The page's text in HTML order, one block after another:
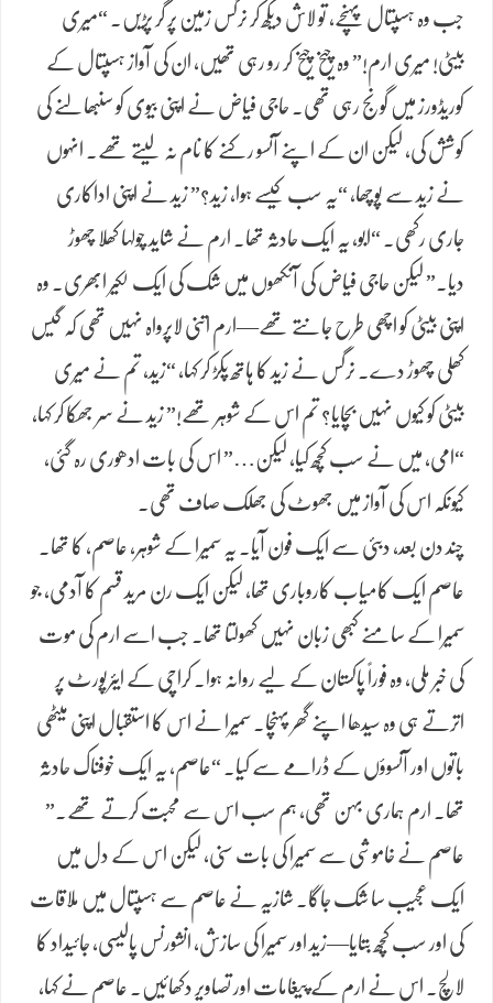
جب وہ ہسپتال پہنچے، تو لاش دیکھ کر نرگس زمین پر گر پڑیں۔ “میری
بیٹی! میری ارم!” وہ چیخ چیخ کر رو رہی تھیں، ان کی آواز ہسپتال کے
کوریڈورز میں گونج رہی تھی۔ حاجی فیاض نے اپنی بیوی کو سنبھالنے کی
کوشش کی، لیکن ان کے اپنے آنسو رکنے کا نام نہ لیتے تھے۔ انہوں
نے زید سے پوچھا، “یہ سب کیسے ہوا، زید؟” زید نے اپنی اداکاری
جاری رکھی۔ “ابو، یہ ایک حادثہ تھا۔ ارم نے شاید چولہا کھلا چھوڑ
دیا۔” لیکن حاجی فیاض کی آنکھوں میں شک کی ایک لکیر ابھری۔ وہ
اپنی بیٹی کو اچھی طرح جانتے تھے—ارم اتنی لاپرواہ نہیں تھی کہ گیس
کھلی چھوڑ دے۔ نرگس نے زید کا ہاتھ پکڑ کر کہا، “زید، تم نے میری
بیٹی کو کیوں نہیں بچایا؟ تم اس کے شوہر تھے!” زید نے سر جھکا کر کہا،
“امی، میں نے سب کچھ کیا، لیکن…” اس کی بات ادھوری رہ گئی،
کیونکہ اس کی آواز میں جھوٹ کی جھلک صاف تھی۔
چند دن بعد، دبئی سے ایک فون آیا۔ یہ سمیرا کے شوہر، عاصم، کا تھا۔
عاصم ایک کامیاب کاروباری تھا، لیکن ایک رن مرید قسم کا آدمی، جو
سمیرا کے سامنے کبھی زبان نہیں کھولتا تھا۔ جب اسے ارم کی موت
کی خبر ملی، وہ فوراً پاکستان کے لیے روانہ ہوا۔ کراچی کے ایئرپورٹ پر
اترتے ہی وہ سیدھا اپنے گھر پہنچا۔ سمیرا نے اس کا استقبال اپنی میٹھی
باتوں اور آنسوؤں کے ڈرامے سے کیا۔ “عاصم، یہ ایک خوفناک حادثہ
تھا۔ ارم ہماری بہن تھی، ہم سب اس سے محبت کرتے تھے۔”
عاصم نے خاموشی سے سمیرا کی بات سنی، لیکن اس کے دل میں
ایک عجیب سا شک جاگا۔ شازیہ نے عاصم سے ہسپتال میں ملاقات
کی اور سب کچھ بتایا—زید اور سمیرا کی سازش، انشورنس پالیسی، جائیداد کا
لالچ۔ اس نے ارم کے پیغامات اور تصاویر دکھائیں۔ عاصم نے کہا،